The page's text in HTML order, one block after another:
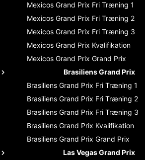
Mexicos Grand Prix Fri Træning 1
Mexicos Grand Prix Fri Træning 2
Mexicos Grand Prix Fri Træning 3
Mexicos Grand Prix Kvalifikation
Mexicos Grand Prix Grand Prix
Brasiliens Grand Prix
Brasiliens Grand Prix Fri Træning 1
Brasiliens Grand Prix Fri Træning 2
Brasiliens Grand Prix Fri Træning 3
Brasiliens Grand Prix Kvalifikation
Brasiliens Grand Prix Grand Prix
Las Vegas Grand Prix